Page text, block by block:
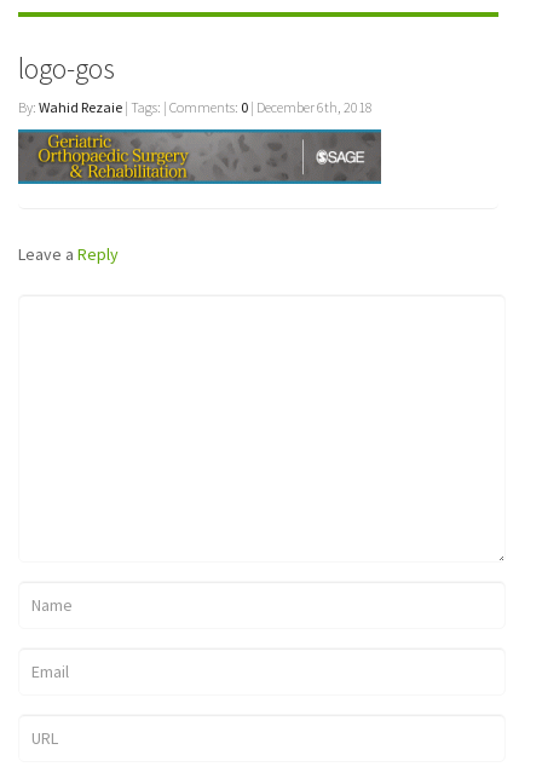
logo-gos
By: Wahid Rezaie | Tags: | Comments: 0 | December 6th, 2018
Leave a Reply